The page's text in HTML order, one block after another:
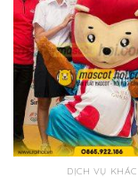
DỊCH VỤ KHÁC